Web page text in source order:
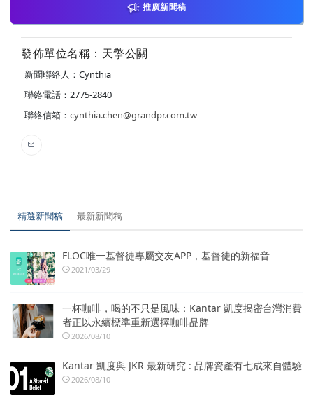
推廣新聞稿
發佈單位名稱：天擎公關
新聞聯絡人：Cynthia
聯絡電話：2775-2840
聯絡信箱： cynthia.chen@grandpr.com.tw
精選新聞稿 最新新聞稿
FLOC唯一基督徒專屬交友APP，基督徒的新福音
2021/03/29
一杯咖啡，喝的不只是風味：Kantar 凱度揭密台灣消費
者正以永續標準重新選擇咖啡品牌
2026/08/10
Kantar 凱度與 JKR 最新研究 : 品牌資產有七成來自體驗
2026/08/10